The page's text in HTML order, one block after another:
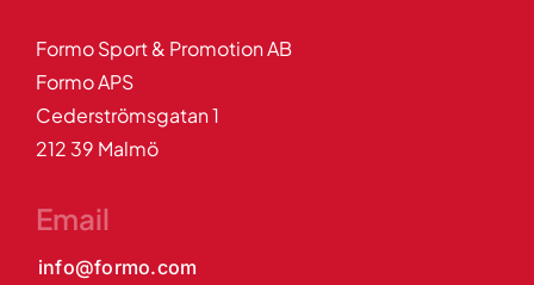
Formo Sport & Promotion AB
Formo APS
Cederströmsgatan 1
212 39 Malmö
Email
info@formo.com